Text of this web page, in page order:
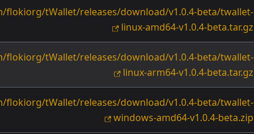
tWallet/releases/download/v1.0.4-beta/twallet-
linux-amd64-v1.0.4-beta.tar.gz
tWallet/releases/download/v1.0.4-beta/twallet-
linux-arm64-v1.0.4-beta.tar.gz
tWallet/releases/download/v1.0.4-beta/twallet-
windows-amd64-v1.0.4-beta.zip